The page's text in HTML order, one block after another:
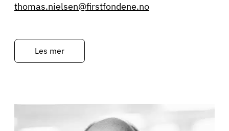
thomas.nielsen@firstfondene.no
Les mer